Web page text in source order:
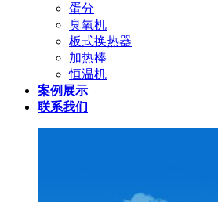
蛋分
臭氧机
板式换热器
加热棒
恒温机
案例展示
联系我们